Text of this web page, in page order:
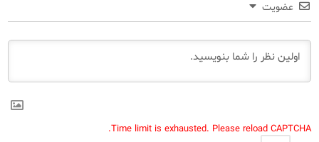
عضویت
Time limit is exhausted. Please reload CAPTCHA.